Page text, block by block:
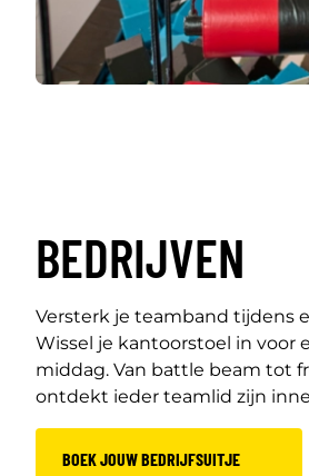
BEDRIJVEN
Versterk je teamband tijdens
Wissel je kantoorstoel in voor
middag. Van battle beam tot
ontdekt ieder teamlid zijn
BOEK JOUW BEDRIJFSUITJE